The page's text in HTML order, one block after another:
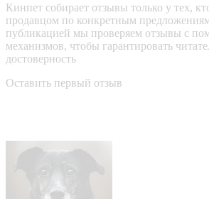
Кинпет собирает отзывы только у тех,
продавцом по конкретным
публикацией мы проверяем отзывы с
механизмов, чтобы гарантировать
достоверность
Оставить первый отзыв